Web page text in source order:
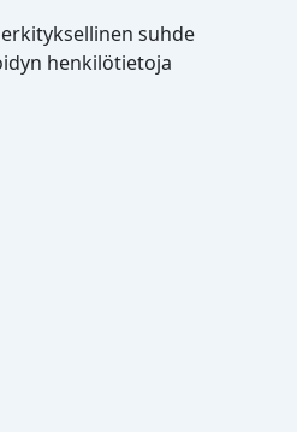
suhde
henkilötietoja